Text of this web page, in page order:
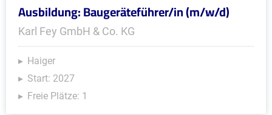
Ausbildung: Baugeräteführer/in (m/w/d)
Karl Fey GmbH & Co. KG
Haiger
Start: 2027
Freie Plätze: 1